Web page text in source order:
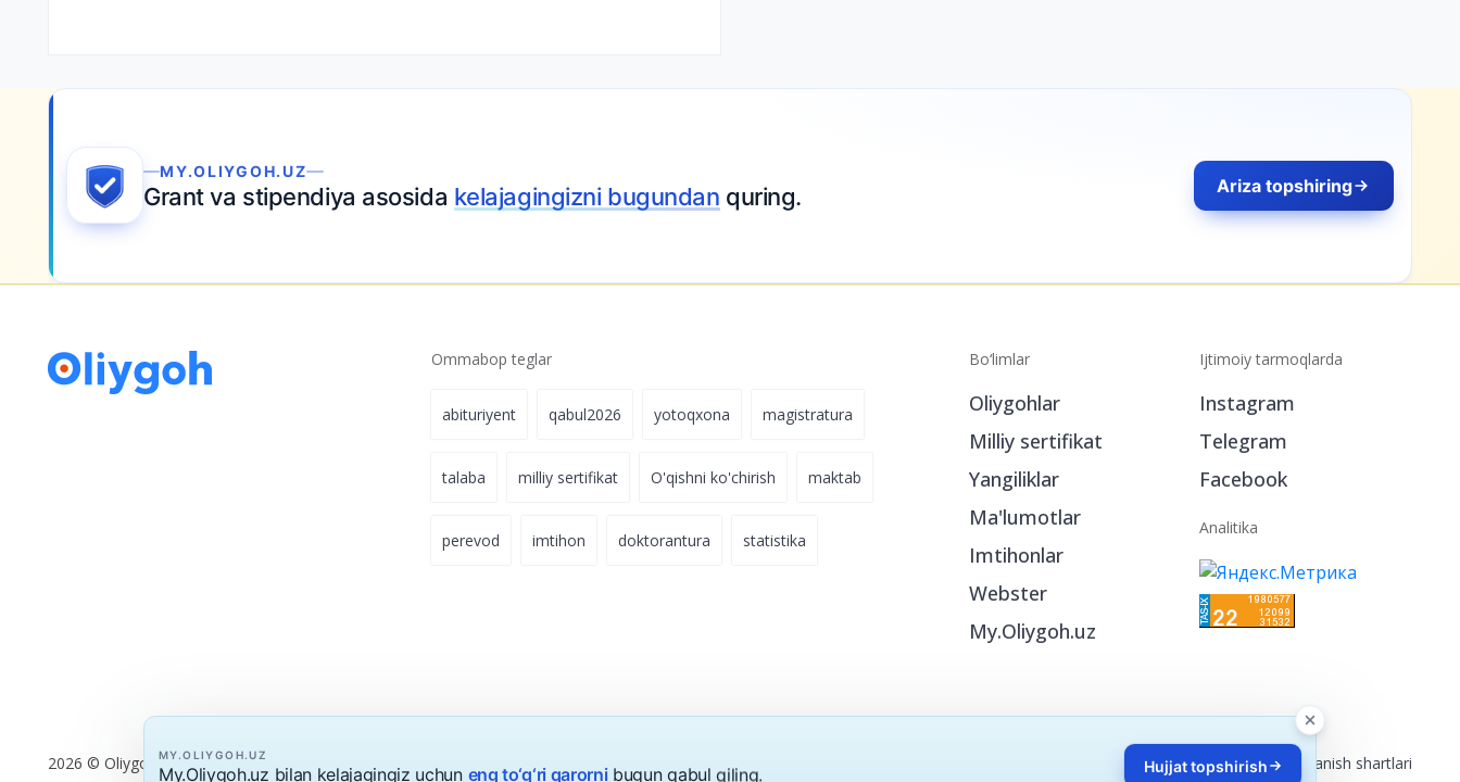
MY.OLIYGOH.UZ
Grant va stipendiya asosida kelajagingizni bugundan quring. Ariza topshiring
Ommabop teglar
abituriyent qabul2026 yotoqxona magistratura
talaba milliy sertifikat O'qishni ko'chirish maktab
perevod imtihon doktorantura statistika
Bo‘limlar
Oliygohlar
Milliy sertifikat
Yangiliklar
Ma'lumotlar
Imtihonlar
Webster
My.Oliygoh.uz
Ijtimoiy tarmoqlarda
Instagram
Telegram
Facebook
Analitika
2026 © Oliygoh.uz, Barcha huquqlar himoyalangan Reklama/Foydalanish shartlari
MY.OLIYGOH.UZ
My.Oliygoh.uz bilan kelajagingiz uchun eng to‘g‘ri qarorni bugun qabul qiling. Hujjat topshirish